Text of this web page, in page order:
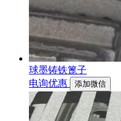
球墨铸铁篦子
电询优惠
添加微信